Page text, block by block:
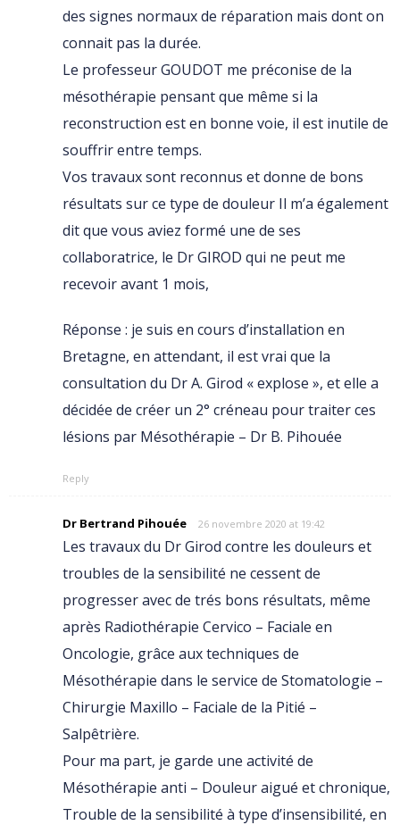
des signes normaux de réparation mais dont on
connait pas la durée.
Le professeur GOUDOT me préconise de la
mésothérapie pensant que même si la
reconstruction est en bonne voie, il est inutile de
souffrir entre temps.
Vos travaux sont reconnus et donne de bons
résultats sur ce type de douleur Il m’a également
dit que vous aviez formé une de ses
collaboratrice, le Dr GIROD qui ne peut me
recevoir avant 1 mois,
Réponse : je suis en cours d’installation en
Bretagne, en attendant, il est vrai que la
consultation du Dr A. Girod « explose », et elle a
décidée de créer un 2° créneau pour traiter ces
lésions par Mésothérapie – Dr B. Pihouée
Reply
Dr Bertrand Pihouée 26 novembre 2020 at 19:42
Les travaux du Dr Girod contre les douleurs et
troubles de la sensibilité ne cessent de
progresser avec de trés bons résultats, même
après Radiothérapie Cervico – Faciale en
Oncologie, grâce aux techniques de
Mésothérapie dans le service de Stomatologie –
Chirurgie Maxillo – Faciale de la Pitié –
Salpêtrière.
Pour ma part, je garde une activité de
Mésothérapie anti – Douleur aigué et chronique,
Trouble de la sensibilité à type d’insensibilité, en